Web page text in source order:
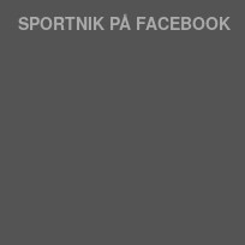
SPORTNIK PÅ FACEBOOK